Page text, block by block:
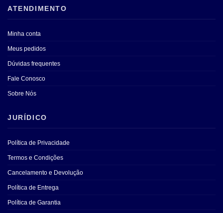
ATENDIMENTO
Minha conta
Meus pedidos
Dúvidas frequentes
Fale Conosco
Sobre Nós
JURÍDICO
Política de Privacidade
Termos e Condições
Cancelamento e Devolução
Política de Entrega
Política de Garantia